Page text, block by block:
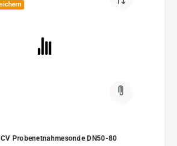
Probenetnahmesonde DN50-80